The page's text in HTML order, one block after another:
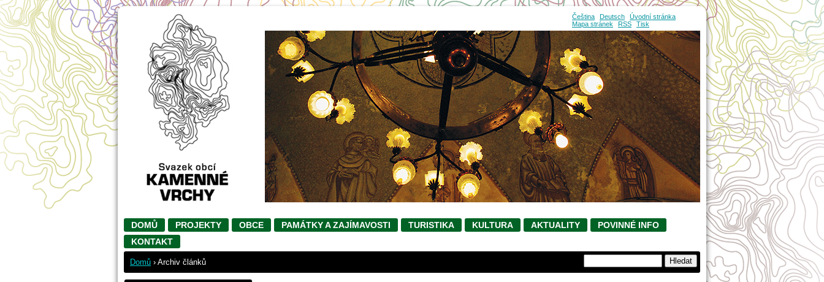
DOMŮ PROJEKTY OBCE PAMÁTKY A ZAJÍMAVOSTI TURISTIKA KULTURA AKTUALITY
POVINNÉ INFO
KONTAKT
Domů › Archiv článků
Čeština Deutsch
Úvodní stránka
Mapa stránek
RSS Tisk